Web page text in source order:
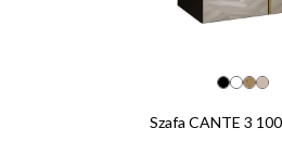
Szafa CANTE 3